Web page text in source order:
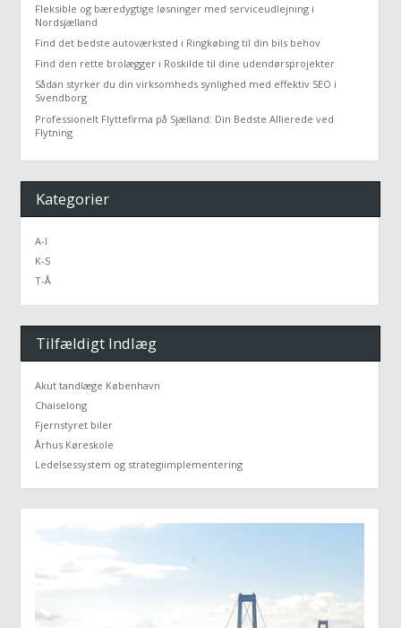
Fleksible og bæredygtige løsninger med serviceudlejning i
Nordsjælland
Find det bedste autoværksted i Ringkøbing til din bils behov
Find den rette brolægger i Roskilde til dine udendørsprojekter
Sådan styrker du din virksomheds synlighed med effektiv SEO i
Svendborg
Professionelt Flyttefirma på Sjælland: Din Bedste Allierede ved
Flytning
Kategorier
A-I
K-S
T-Å
Tilfældigt Indlæg
Akut tandlæge København
Chaiselong
Fjernstyret biler
Århus Køreskole
Ledelsessystem og strategiimplementering